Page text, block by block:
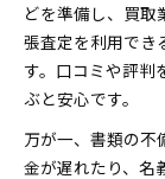
どを準備し、買取
張査定を利用でき
す。口コミや評判
ぶと安心です。
万が一、書類の不
金が遅れたり、名